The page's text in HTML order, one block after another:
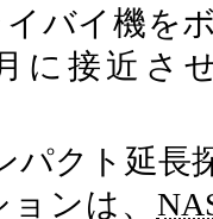
バイ機を
に接近さ
パクト延長
ンは、